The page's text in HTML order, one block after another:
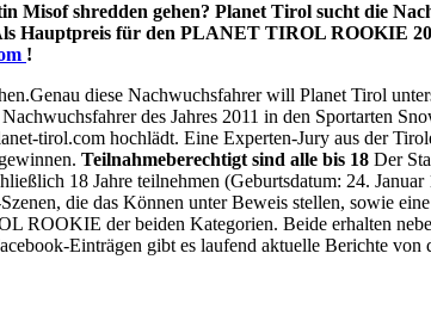
shredden gehen? Planet Tirol sucht die
Hauptpreis für den PLANET TIROL ROOKIE
!
diese Nachwuchsfahrer will Planet Tirol
des Jahres 2011 in den Sportarten
tirol.com hochlädt. Eine Experten-Jury aus der
Teilnahmeberechtigt sind alle bis 18 Der
18 Jahre teilnehmen (Geburtsdatum: 24.
die das Können unter Beweis stellen, sowie
ROOKIE der beiden Kategorien. Beide erhalten
Einträgen gibt es laufend aktuelle Berichte